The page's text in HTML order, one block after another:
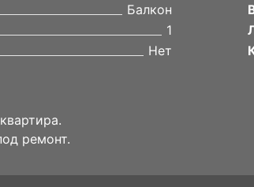
Балкон
1
Нет
ремонт.